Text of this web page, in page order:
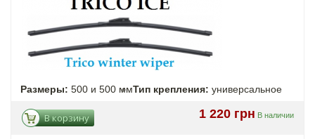
Размеры: 500 и 500 ммТип крепления: универсальное
1 220 грн В наличии
В корзину